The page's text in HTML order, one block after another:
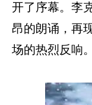
开了序幕。李
昂的朗诵，再
场的热烈反响。